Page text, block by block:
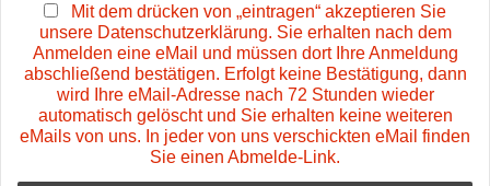
Mit dem drücken von „eintragen“ akzeptieren Sie
unsere Datenschutzerklärung. Sie erhalten nach dem
Anmelden eine eMail und müssen dort Ihre Anmeldung
abschließend bestätigen. Erfolgt keine Bestätigung, dann
wird Ihre eMail-Adresse nach 72 Stunden wieder
automatisch gelöscht und Sie erhalten keine weiteren
eMails von uns. In jeder von uns verschickten eMail finden
Sie einen Abmelde-Link.